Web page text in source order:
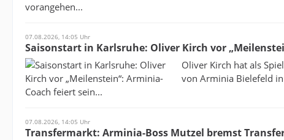
07.08.2026, 14:05 Uhr
Saisonstart in Karlsruhe: Oliver Kirch vor
Oliver Kirch hat als
von Arminia Bielefeld
07.08.2026, 14:05 Uhr
Transfermarkt: Arminia-Boss Mutzel bremst